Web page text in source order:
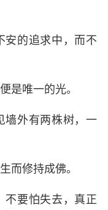
的追求中，而不
唯一的光。
外有两株树，一
修持成佛。
要怕失去，真正